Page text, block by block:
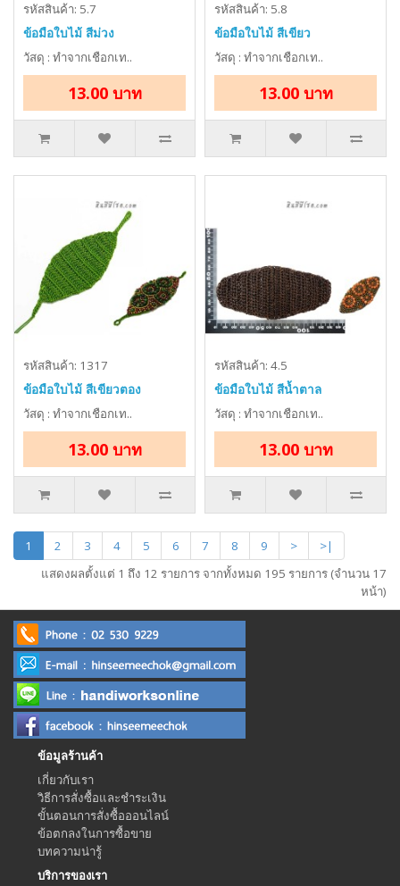
รหัสสินค้า: 5.7
ข้อมือใบไม้ สีม่วง
วัสดุ : ทำจากเชือกเท..
13.00 บาท
รหัสสินค้า: 5.8
ข้อมือใบไม้ สีเขียว
วัสดุ : ทำจากเชือกเท..
13.00 บาท
รหัสสินค้า: 1317
ข้อมือใบไม้ สีเขียวตอง
วัสดุ : ทำจากเชือกเท..
13.00 บาท
รหัสสินค้า: 4.5
ข้อมือใบไม้ สีน้ำตาล
วัสดุ : ทำจากเชือกเท..
13.00 บาท
1 2 3 4 5 6 7 8 9 >
>|
แสดงผลตั้งแต่ 1 ถึง 12 รายการ จากทั้งหมด 195 รายการ (จำนวน 17
หน้า)
ข้อมูลร้านค้า
เกี่ยวกับเรา
วิธีการสั่งซื้อและชำระเงิน
ขั้นตอนการสั่งซื้อออนไลน์
ข้อตกลงในการซื้อขาย
บทความน่ารู้
บริการของเรา